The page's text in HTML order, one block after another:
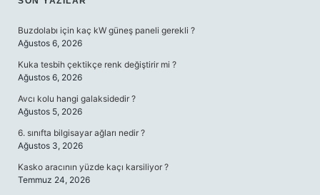
SIDEBAR
Buzdolabı için kaç kW güneş paneli gerekli ?
Ağustos 6, 2026
Kuka tesbih çektikçe renk değiştirir mi ?
Ağustos 6, 2026
Avcı kolu hangi galaksidedir ?
Ağustos 5, 2026
6. sınıfta bilgisayar ağları nedir ?
Ağustos 3, 2026
Kasko aracının yüzde kaçı karsiliyor ?
Temmuz 24, 2026